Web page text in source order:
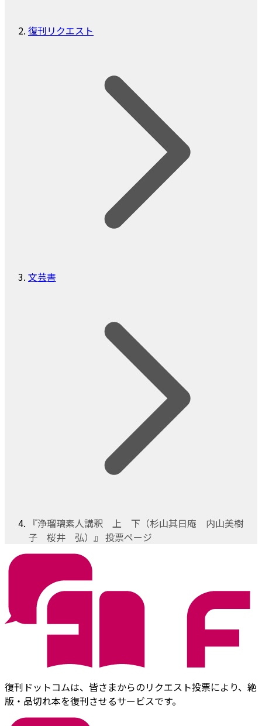
復刊リクエスト
文芸書
『浄瑠璃素人講釈 上 下（杉山其日庵 内山美樹
子 桜井 弘）』 投票ページ
復刊ドットコムは、皆さまからのリクエスト投票により、絶
版・品切れ本を復刊させるサービスです。